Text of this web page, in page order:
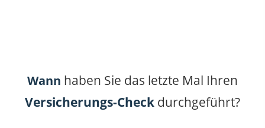
Wann haben Sie das letzte Mal Ihren
Versicherungs-Check durchgeführt?